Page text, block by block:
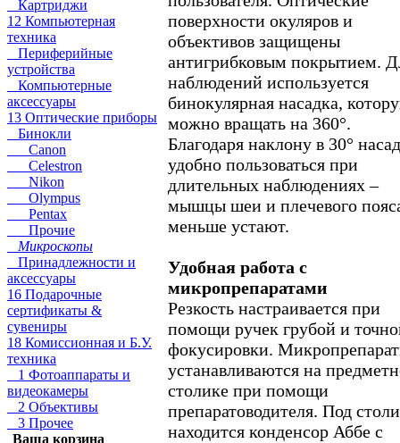
Картриджи
12 Компьютерная
техника
Периферийные
устройства
Компьютерные
аксессуары
13 Оптические приборы
Бинокли
Canon
Celestron
Nikon
Olympus
Pentax
Прочие
Микроскопы
Принадлежности и
аксессуары
16 Подарочные
сертификаты &
сувениры
18 Комиссионная и Б.У.
техника
1 Фотоаппараты и
видеокамеры
2 Объективы
3 Прочее
Ваша корзина
поверхности окуляров и
объективов защищены
антигрибковым покрытием.
наблюдений используется
бинокулярная насадка,
можно вращать на 360°.
Благодаря наклону в 30°
удобно пользоваться при
длительных наблюдениях –
мышцы шеи и плечевого
меньше устают.
Удобная работа с
микропрепаратами
Резкость настраивается при
помощи ручек грубой и
фокусировки.
устанавливаются на
столике при помощи
препаратоводителя. Под
находится конденсор Аббе с